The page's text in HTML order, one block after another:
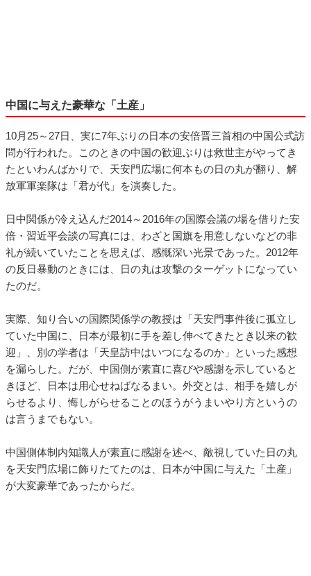
中国に与えた豪華な「土産」
10月25～27日、実に7年ぶりの日本の安倍晋三首相の中国公式訪
問が行われた。このときの中国の歓迎ぶりは救世主がやってき
たといわんばかりで、天安門広場に何本もの日の丸が翻り、解
放軍軍楽隊は「君が代」を演奏した。
日中関係が冷え込んだ2014～2016年の国際会議の場を借りた安
倍・習近平会談の写真には、わざと国旗を用意しないなどの非
礼が続いていたことを思えば、感慨深い光景であった。2012年
の反日暴動のときには、日の丸は攻撃のターゲットになってい
たのだ。
実際、知り合いの国際関係学の教授は「天安門事件後に孤立し
ていた中国に、日本が最初に手を差し伸べてきたとき以来の歓
迎」、別の学者は「天皇訪中はいつになるのか」といった感想
を漏らした。だが、中国側が素直に喜びや感謝を示していると
きほど、日本は用心せねばなるまい。外交とは、相手を嬉しが
らせるより、悔しがらせることのほうがうまいやり方というの
は言うまでもない。
中国側体制内知識人が素直に感謝を述べ、敵視していた日の丸
を天安門広場に飾りたてたのは、日本が中国に与えた「土産」
が大変豪華であったからだ。